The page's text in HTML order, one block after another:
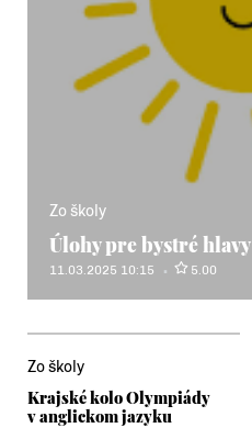
Zo školy
Úlohy pre bystré hlavy
11.03.2025 10:15 5.00
Zo školy
Krajské kolo Olympiády
v anglickom jazyku